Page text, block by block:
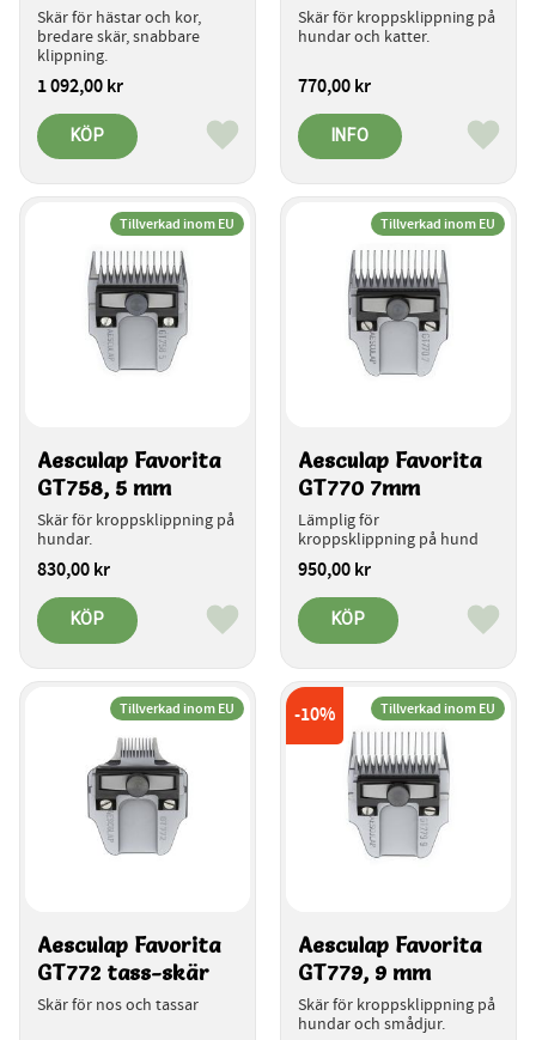
Skär för hästar och kor,
bredare skär, snabbare
klippning.
1 092,00kr
Lägg till i favoriter
KÖP
Skär för kroppsklippning på
hundar och katter.
770,00kr
Lägg
INFO
Aesculap Favorita
GT758, 5 mm
Skär för kroppsklippning på
hundar.
830,00kr
Tillverkad inom EU
Lägg till i favoriter
KÖP
Aesculap Favorita
GT770 7mm
Lämplig för
kroppsklippning på hund
950,00kr
Tillverkad inom EU
Lägg
KÖP
Aesculap Favorita
GT772 tass-skär
Skär för nos och tassar
Tillverkad inom EU
Aesculap Favorita
GT779, 9 mm
Skär för kroppsklippning på
hundar och smådjur.
10% Tillverkad inom EU